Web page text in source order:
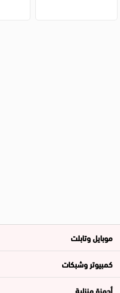
موبايل وتابلت
كمبيوتر وشبكات
أجهزة منزلية